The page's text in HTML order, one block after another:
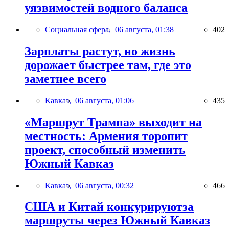
уязвимостей водного баланса
Социальная сфера, 06 августа, 01:38 402
Зарплаты растут, но жизнь
дорожает быстрее там, где это
заметнее всего
Кавказ, 06 августа, 01:06 435
«Маршрут Трампа» выходит на
местность: Армения торопит
проект, способный изменить
Южный Кавказ
Кавказ, 06 августа, 00:32 466
США и Китай конкурируютза
маршруты через Южный Кавказ